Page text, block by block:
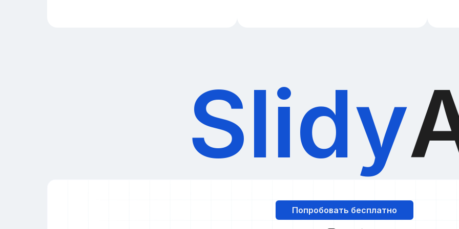
Slidy
Попробовать бесплатно